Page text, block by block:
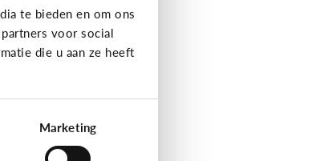
te bieden en om ons
voor social
die u aan ze heeft
Marketing